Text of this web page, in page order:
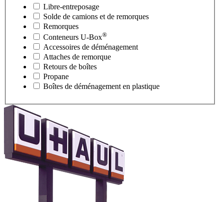
Libre-entreposage
Solde de camions et de remorques
Remorques
Conteneurs U-Box®
Accessoires de déménagement
Attaches de remorque
Retours de boîtes
Propane
Boîtes de déménagement en plastique